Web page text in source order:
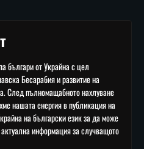
българи от Украйна с цел
Бесарабия и развитие на
След пълномащабното нахлуване
нашата енергия в публикация на
на български език за да може
информация за случващото